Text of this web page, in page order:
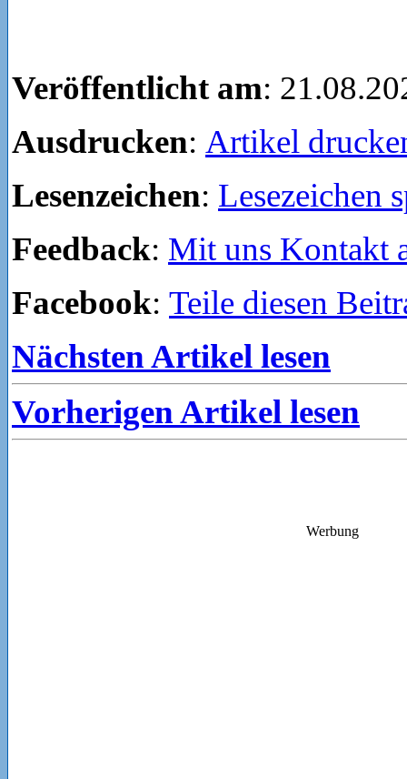
Veröffentlicht am:
Ausdrucken: Artikel
Lesenzeichen: Lesezeichen
Feedback: Mit uns Kontakt
Facebook: Teile diesen
Nächsten Artikel lesen
Vorherigen Artikel lesen
Werbung